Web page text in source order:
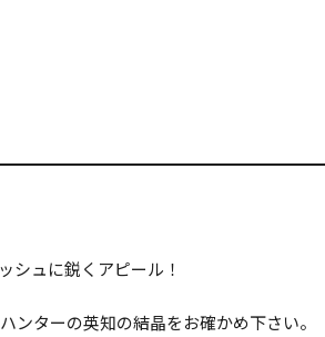
シュに鋭くアピール！
ターの英知の結晶をお確かめ下さい。